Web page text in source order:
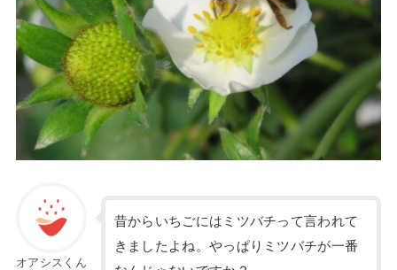
オアシスくん
昔からいちごにはミツバチって言われて
きましたよね。やっぱりミツバチが一番